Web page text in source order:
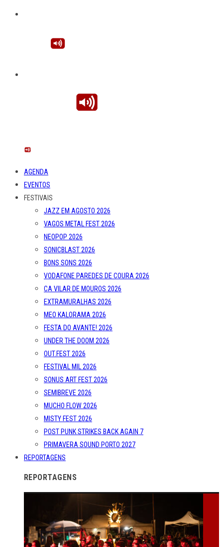
AGENDA
EVENTOS
FESTIVAIS
JAZZ EM AGOSTO 2026
VAGOS METAL FEST 2026
NEOPOP 2026
SONICBLAST 2026
BONS SONS 2026
VODAFONE PAREDES DE COURA 2026
CA VILAR DE MOUROS 2026
EXTRAMURALHAS 2026
MEO KALORAMA 2026
FESTA DO AVANTE! 2026
UNDER THE DOOM 2026
OUT.FEST 2026
FESTIVAL MIL 2026
SONUS ART FEST 2026
SEMIBREVE 2026
MUCHO FLOW 2026
MISTY FEST 2026
POST PUNK STRIKES BACK AGAIN 7
PRIMAVERA SOUND PORTO 2027
REPORTAGENS
REPORTAGENS